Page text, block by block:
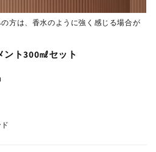
方は、香水のように強く感じる場合が
ト300㎖セット